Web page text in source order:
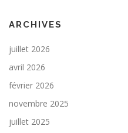
ARCHIVES
juillet 2026
avril 2026
février 2026
novembre 2025
juillet 2025